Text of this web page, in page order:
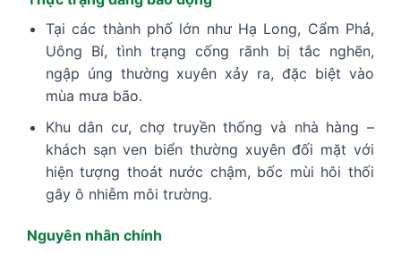
Tại các thành phố lớn như Hạ Long, Cẩm Phả,
Uông Bí, tình trạng cống rãnh bị tắc nghẽn,
ngập úng thường xuyên xảy ra, đặc biệt vào
mùa mưa bão.
Khu dân cư, chợ truyền thống và nhà hàng –
khách sạn ven biển thường xuyên đối mặt với
hiện tượng thoát nước chậm, bốc mùi hôi thối
gây ô nhiễm môi trường.
Nguyên nhân chính